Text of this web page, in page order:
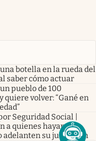
botella en la rueda del
saber cómo actuar
pueblo de 100
volver: “Gané en
Seguridad Social |
a quienes hayan
adelanten su jubilación